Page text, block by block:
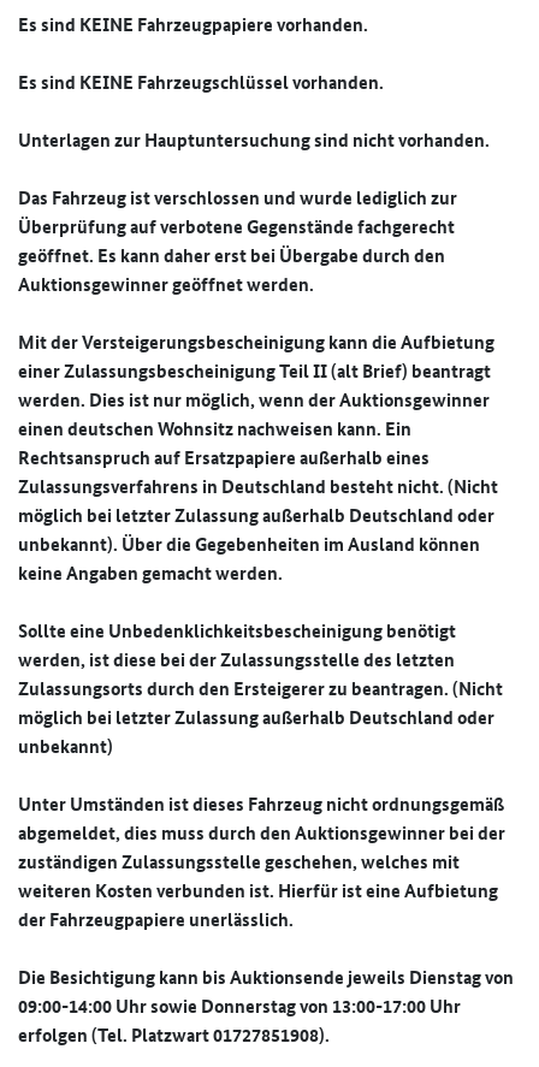
Es sind KEINE Fahrzeugpapiere vorhanden.
Es sind KEINE Fahrzeugschlüssel vorhanden.
Unterlagen zur Hauptuntersuchung sind nicht vorhanden.
Das Fahrzeug ist verschlossen und wurde lediglich zur
Überprüfung auf verbotene Gegenstände fachgerecht
geöffnet. Es kann daher erst bei Übergabe durch den
Auktionsgewinner geöffnet werden.
Mit der Versteigerungsbescheinigung kann die Aufbietung
einer Zulassungsbescheinigung Teil II (alt Brief) beantragt
werden. Dies ist nur möglich, wenn der Auktionsgewinner
einen deutschen Wohnsitz nachweisen kann. Ein
Rechtsanspruch auf Ersatzpapiere außerhalb eines
Zulassungsverfahrens in Deutschland besteht nicht. (Nicht
möglich bei letzter Zulassung außerhalb Deutschland oder
unbekannt). Über die Gegebenheiten im Ausland können
keine Angaben gemacht werden.
Sollte eine Unbedenklichkeitsbescheinigung benötigt
werden, ist diese bei der Zulassungsstelle des letzten
Zulassungsorts durch den Ersteigerer zu beantragen. (Nicht
möglich bei letzter Zulassung außerhalb Deutschland oder
unbekannt)
Unter Umständen ist dieses Fahrzeug nicht ordnungsgemäß
abgemeldet, dies muss durch den Auktionsgewinner bei der
zuständigen Zulassungsstelle geschehen, welches mit
weiteren Kosten verbunden ist. Hierfür ist eine Aufbietung
der Fahrzeugpapiere unerlässlich.
Die Besichtigung kann bis Auktionsende jeweils Dienstag von
09:00-14:00 Uhr sowie Donnerstag von 13:00-17:00 Uhr
erfolgen (Tel. Platzwart 01727851908).